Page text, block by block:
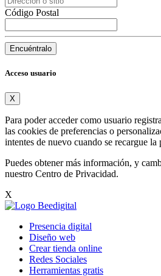
Código Postal
Encuéntralo
Acceso usuario
X
Para poder acceder como usuario
las cookies de preferencias o
intentes de nuevo cuando se recargue la
Puedes obtener más información, y
nuestro Centro de Privacidad.
X
Presencia digital
Diseño web
Crear tienda online
Redes Sociales
Herramientas gratis